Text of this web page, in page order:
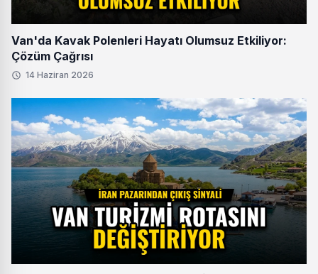
Van'da Kavak Polenleri Hayatı Olumsuz Etkiliyor:
Çözüm Çağrısı
14 Haziran 2026